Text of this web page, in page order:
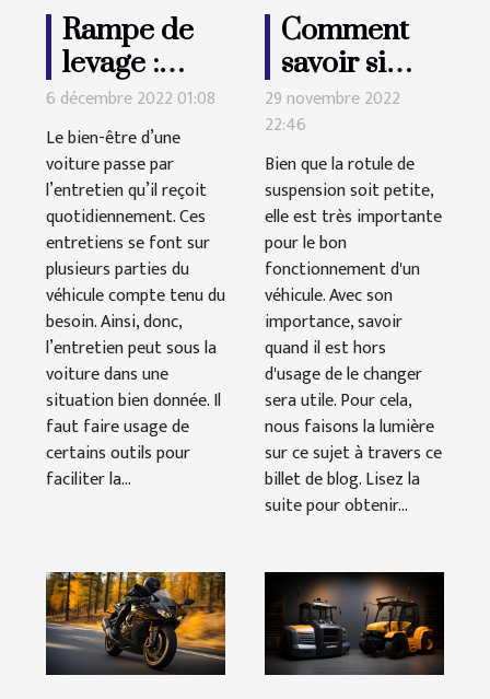
Rampe de
levage :
Pourquoi
l’acheter
pour votre
voiture ?
6 décembre 2022 01:08
Le bien-être d’une
voiture passe par
l’entretien qu’il reçoit
quotidiennement. Ces
entretiens se font sur
plusieurs parties du
véhicule compte tenu du
besoin. Ainsi, donc,
l’entretien peut sous la
voiture dans une
situation bien donnée. Il
faut faire usage de
certains outils pour
faciliter la...
Comment
savoir si
votre rotule
de
suspension
est cassée ?
29 novembre 2022
22:46
Bien que la rotule de
suspension soit petite,
elle est très importante
pour le bon
fonctionnement d'un
véhicule. Avec son
importance, savoir
quand il est hors
d'usage de le changer
sera utile. Pour cela,
nous faisons la lumière
sur ce sujet à travers ce
billet de blog. Lisez la
suite pour obtenir...